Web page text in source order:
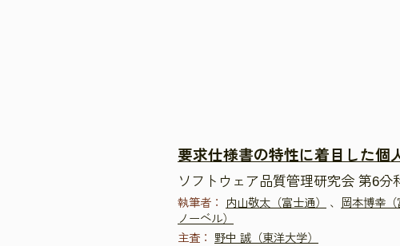
要求仕様書の特性に着目した個
ソフトウェア品質管理研究会 第6分
執筆者： 内山敬太（富士通） 、 岡本博幸
ノーベル）
主査：
野中 誠（東洋大学）